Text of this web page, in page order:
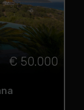
€ 50.000